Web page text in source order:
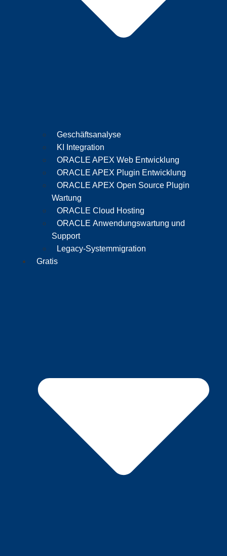
Geschäftsanalyse
KI Integration
ORACLE APEX Web Entwicklung
ORACLE APEX Plugin Entwicklung
ORACLE APEX Open Source Plugin
Wartung
ORACLE Cloud Hosting
ORACLE Anwendungswartung und
Support
Legacy-Systemmigration
Gratis